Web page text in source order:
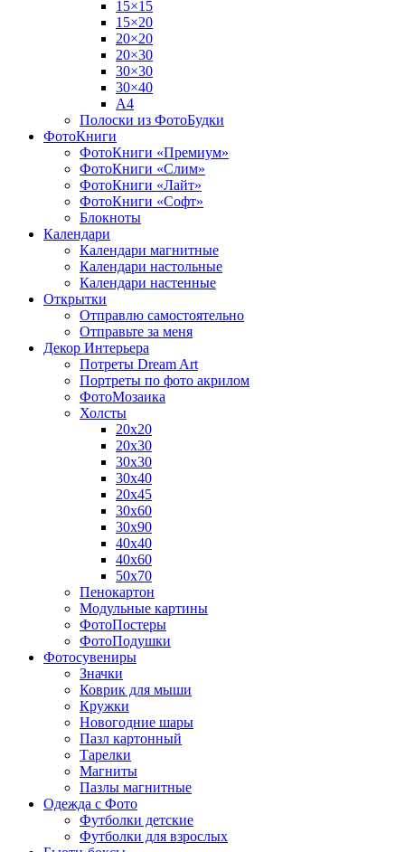
15×15
15×20
20×20
20×30
30×30
30×40
A4
Полоски из ФотоБудки
ФотоКниги
ФотоКниги «Премиум»
ФотоКниги «Слим»
ФотоКниги «Лайт»
ФотоКниги «Софт»
Блокноты
Календари
Календари магнитные
Календари настольные
Календари настенные
Открытки
Отправлю самостоятельно
Отправьте за меня
Декор Интерьера
Потреты Dream Art
Портреты по фото акрилом
ФотоМозаика
Холсты
20х20
20х30
30х30
30х40
20х45
30х60
30х90
40х40
40х60
50х70
Пенокартон
Модульные картины
ФотоПостеры
ФотоПодушки
Фотоcувениры
Значки
Коврик для мыши
Кружки
Новогодние шары
Пазл картонный
Тарелки
Магниты
Пазлы магнитные
Одежда с Фото
Футболки детские
Футболки для взрослых